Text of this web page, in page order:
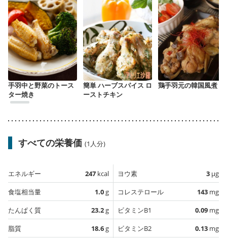
手羽中と野菜のトース
ター焼き
簡単 ハーブスパイス ロ
ーストチキン
鶏手羽元の韓国風煮
すべての栄養価 (1人分)
エネルギー 247 kcal
食塩相当量
1.0g
たんぱく質
23.2g
脂質
18.6g
ヨウ素 3 µg
コレステロール
143 mg
ビタミンB1
0.09 mg
ビタミンB2
0.13 mg